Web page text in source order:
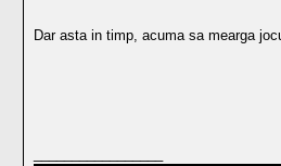
Dar asta in timp, acuma sa mearga